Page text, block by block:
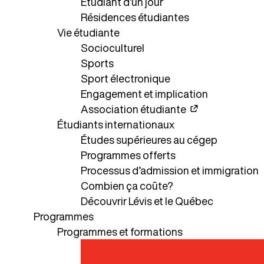
Résidences étudiantes
Vie étudiante
Socioculturel
Sports
Sport électronique
Engagement et implication
Association étudiante
Étudiants internationaux
Études supérieures au cégep
Programmes offerts
Processus d’admission et immigration
Combien ça coûte?
Découvrir Lévis et le Québec
Programmes
Programmes et formations